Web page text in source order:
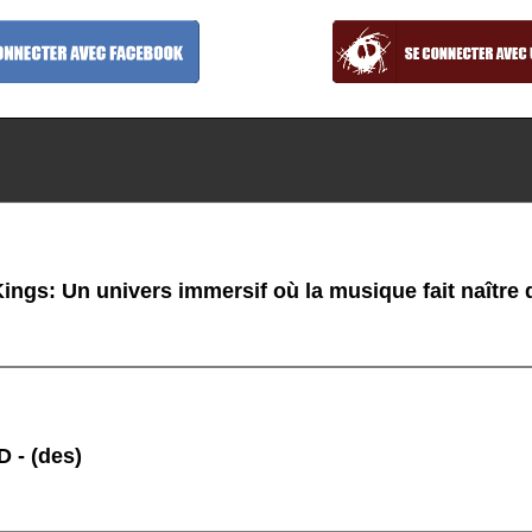
Un univers immersif où la musique fait naître
- (des)